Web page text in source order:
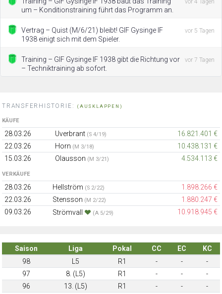
um – Konditionstraining führt das Programm an.
vor 4 Tagen
Vertrag – Quist (M/6/21) bleibt! GIF Gysinge IF
1938 einigt sich mit dem Spieler.
vor 5 Tagen
Training – GIF Gysinge IF 1938 gibt die Richtung vor
– Techniktraining ab sofort.
vor 7 Tagen
TRANSFERHISTORIE: (AUSKLAPPEN)
KÄUFE
28.03.26 Uverbrant (S 4/19)
16.821.401 €
22.03.26
Horn (M 3/18)
10.438.131 €
15.03.26
Olausson (M 3/21) 4.534.113 €
VERKÄUFE
28.03.26 Hellström (S 2/22)
1.898.266 €
22.03.26
Stensson (M 2/22)
1.880.247 €
09.03.26
Strömvall (A 5/29) 10.918.945 €
Saison Liga Pokal CC EC
KC
98
L5 R1 - -
-
97
8. (L5) R1 - -
-
96
13. (L5) R1 - -
-